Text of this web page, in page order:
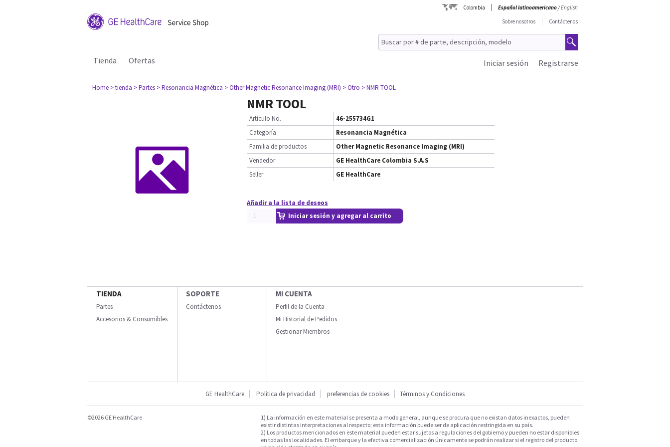
Colombia Español latinoamericano/English
Sobre nosotros
Contáctenos
Tienda Ofertas Registrarse
Iniciar sesión
Home > tienda > Partes > Resonancia Magnética > Other Magnetic Resonance Imaging (MRI) > Otro > NMR TOOL
NMR TOOL
Artículo No.
46-255734G1
Categoría
Resonancia Magnética
Familia de productos
Other Magnetic Resonance Imaging (MRI)
Vendedor
GE HealthCare Colombia S.A.S
Seller
GE HealthCare
Añadir a la lista de deseos
Iniciar sesión y agregar al carrito
TIENDA
Partes
Accesorios & Consumibles
SOPORTE
Contáctenos
MI CUENTA
Perfil de la Cuenta
Mi Historial de Pedidos
Gestionar Miembros
GE HealthCare Politica de privacidad preferencias de cookies Términos y Condiciones
©2026 GE HealthCare
1) La información en este material se presenta a modo general, aunque se procura que no existan datos inexactos, pueden
existir distintas interpretaciones al respecto; esta información puede ser de aplicación restringida en su país.
2) Los productos mencionados en este material pueden estar sujetos a regulaciones del gobierno y pueden no estar disponibles
en todas las localidades. El embarque y la efectiva comercialización únicamente se podrán realizar si el registro del producto